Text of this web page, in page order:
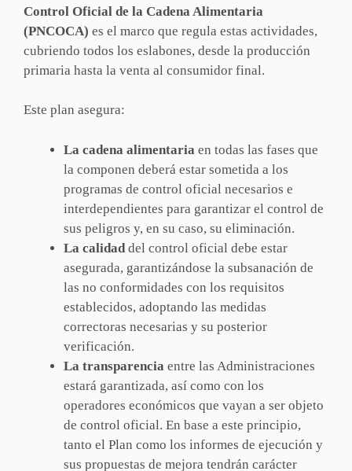
Control Oficial de la Cadena Alimentaria
(PNCOCA) es el marco que regula estas actividades,
cubriendo todos los eslabones, desde la producción
primaria hasta la venta al consumidor final.
Este plan asegura:
La cadena alimentaria en todas las fases que
la componen deberá estar sometida a los
programas de control oficial necesarios e
interdependientes para garantizar el control de
sus peligros y, en su caso, su eliminación.
La calidaddel control oficial debe estar
asegurada, garantizándose la subsanación de
las no conformidades con los requisitos
establecidos, adoptando las medidas
correctoras necesarias y su posterior
verificación.
La transparencia entre las Administraciones
estará garantizada, así como con los
operadores económicos que vayan a ser objeto
de control oficial. En base a este principio,
tanto el Plan como los informes de ejecución y
sus propuestas de mejora tendrán carácter